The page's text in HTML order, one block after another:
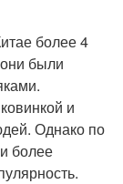
более 4
были
и
Однако по
более